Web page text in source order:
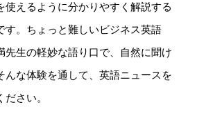
使えるように分かりやすく解説する
す。ちょっと難しいビジネス英語
先生の軽妙な語り口で、自然に聞け
んな体験を通して、英語ニュースを
さい。